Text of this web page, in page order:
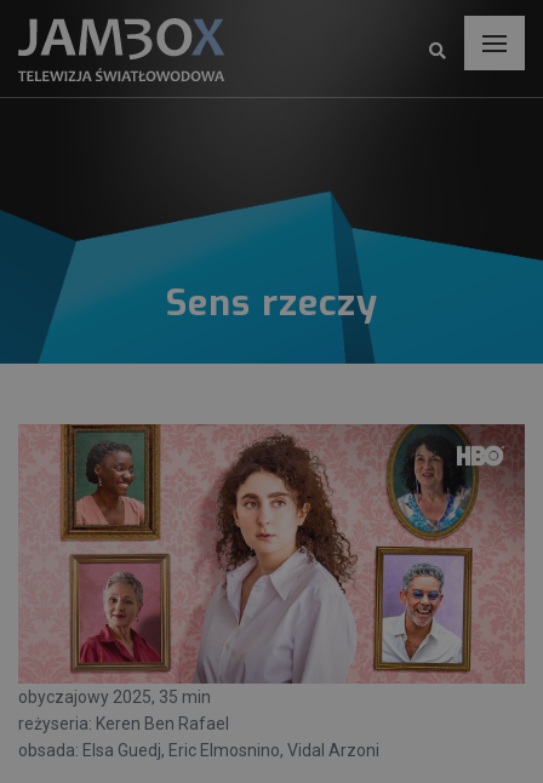
Sens rzeczy
obyczajowy 2025, 35 min
reżyseria: Keren Ben Rafael
obsada: Elsa Guedj, Eric Elmosnino, Vidal Arzoni